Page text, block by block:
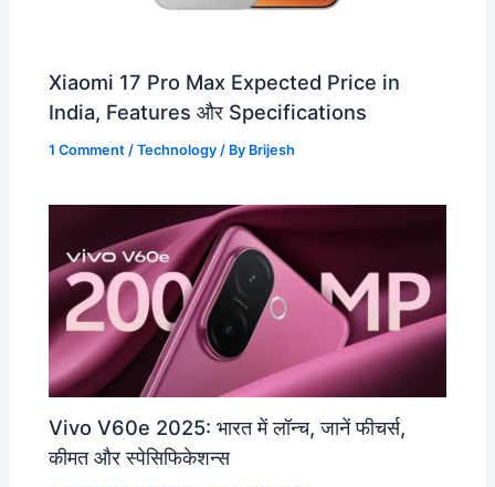
Xiaomi 17 Pro Max Expected Price in
India, Features और Specifications
1 Comment /Technology / By Brijesh
Vivo V60e 2025: भारत में लॉन्च, जानें फीचर्स,
कीमत और स्पेसिफिकेशन्स